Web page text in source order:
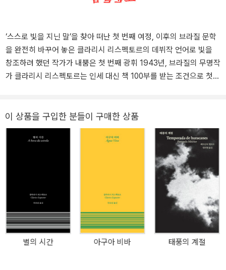
‘스스로 빛을 지닌 말’을 찾아 떠난 첫 번째 여정, 이후의 브라질 문학
을 완전히 바꾸어 놓은 클라리시 리스펙토르의 데뷔작 언어로 빛을
창조하려 했던 작가가 내뿜은 첫 번째 광휘 1943년, 브라질의 무명작
가 클라리시 리스펙토르는 인세 대신 책 100부를 받는 조건으로 첫
그라샤 아랑냐상을 수상했다. 문학계 인사들은 그녀에게 ‘허리케인’이
라는 별명을 붙였다. 이 작품이 충격을 안겨 준 것은 전례를 찾기 어려
울 만큼 과감한 천재성 때문이었다. 심지어 막 작품을 탈고한 리스펙
토르 본인도 이 작품이 소설이 아니라 메모 뭉치에 불과할지도 모른
다고 의심했을 정도였다. 그러나 당시 그녀의 연인이었던 작가 루시
우 카르도주는 ‘이것은 새로운 문학’이라며 그녀를 간신히 설득했고,
제임스 조이스가 쓴 『젊은 예술가의 초상』 속 한 구절을 이 작품의 제
목으로 제안하기도 했다. 몇몇 비평가들은 버지니아 울프를 언급하기
도 했다. 그러나 리스펙토르는 그때까지 조이스와 울프를 읽은 적이
없었다고 말했고, 자신의 스타일은 정밀한 무의식 속에서 만들어졌다
고 대답했다. 이후 사람들은 이 놀라운 데뷔작에서 더 많은 작가들의
이 상품을 구입한 분들이 구매한 상품
별의 시간 아구아 비바 태풍의 계절